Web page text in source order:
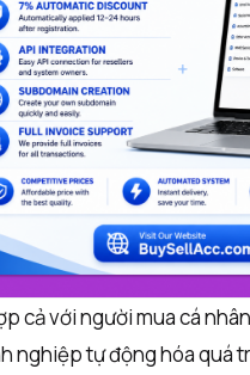
cả với người mua cá
nghiệp tự động hóa quá